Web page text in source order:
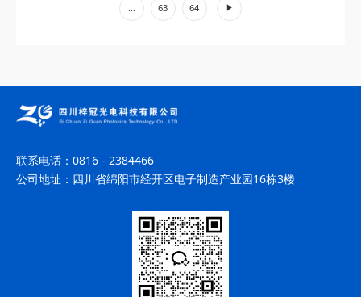
... 63 64
»
联系电话： 0816 - 2384466
公司地址： 四川省绵阳市经开区电子制造产业园16栋3楼